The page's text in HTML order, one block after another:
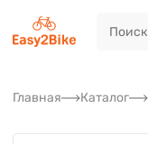
Главная Каталог